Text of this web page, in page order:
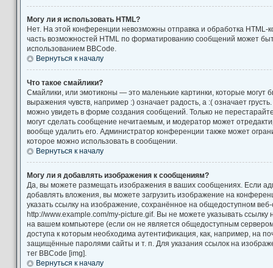
Могу ли я использовать HTML?
Нет. На этой конференции невозможны отправка и обработка
часть возможностей HTML по форматированию сообщений может
использованием BBCode.
Вернуться к началу
Что такое смайлики?
Смайлики, или эмотиконы — это маленькие картинки, которые могут
выражения чувств, например :) означает радость, а :( означает
можно увидеть в форме создания сообщений. Только не
могут сделать сообщение нечитаемым, и модератор может
вообще удалить его. Администратор конференции также может
которое можно использовать в сообщении.
Вернуться к началу
Могу ли я добавлять изображения к сообщениям?
Да, вы можете размещать изображения в ваших сообщениях. Если
добавлять вложения, вы можете загрузить изображение на
указать ссылку на изображение, сохранённое на общедоступном
http://www.example.com/my-picture.gif. Вы не можете указывать
на вашем компьютере (если он не является общедоступным
доступа к которым необходима аутентификация, как, например, на
защищённые паролями сайты и т. п. Для указания ссылок на
тег BBCode [img].
Вернуться к началу